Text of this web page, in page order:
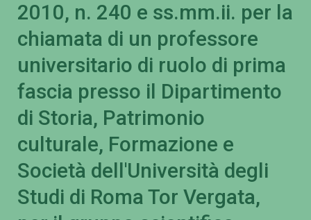
2010, n. 240 e ss.mm.ii. per la
chiamata di un professore
universitario di ruolo di prima
fascia presso il Dipartimento
di Storia, Patrimonio
culturale, Formazione e
Società dell'Università degli
Studi di Roma Tor Vergata,